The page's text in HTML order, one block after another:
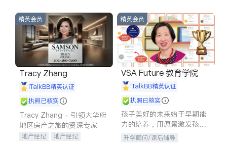
精英会员
Tracy Zhang
iTalkBB精英认证
执照已核实
Tracy Zhang - 引领大华府
地区房产之旅的资深专家
地产经纪
地产经纪
精英会员
VSA Future 教育学院
iTalkBB精英认证
执照已核实
孩子美好的未来始于早期能
力的培养，用愿景激发孩子
的学习潜力和动力。理念：
升学顾问/课后辅导